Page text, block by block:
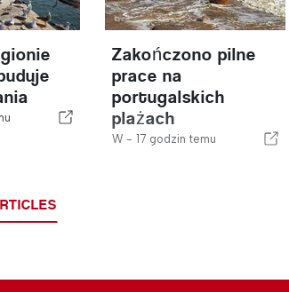
Zakończono pilne
prace na
portugalskich
plażach
W - 17 godzin temu